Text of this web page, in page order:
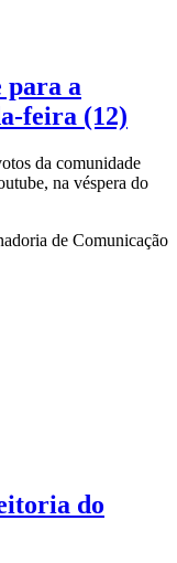
para a
feira (12)
da comunidade
na véspera do
de Comunicação
do